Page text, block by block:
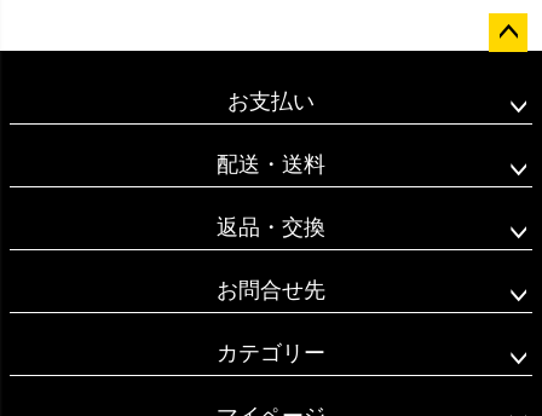
ップ
お支払い
配送・送料
返品・交換
お問合せ先
カテゴリー